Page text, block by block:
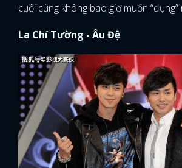
cuối cùng không bao giờ muốn
La Chí Tường - Âu Đệ